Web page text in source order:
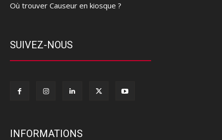
Où trouver Causeur en kiosque ?
SUIVEZ-NOUS
INFORMATIONS